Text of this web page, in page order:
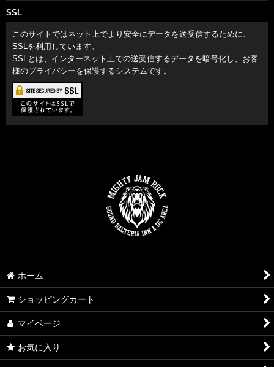
SSL
このサイトではネット上でより安全にデータを送受信するために、
SSLを利用しています。
SSLとは、インターネット上での送受信するデータを暗号化し、お客
様のプライバシーを保護するシステムです。
ホーム
ショッピングカート
マイページ
お気に入り